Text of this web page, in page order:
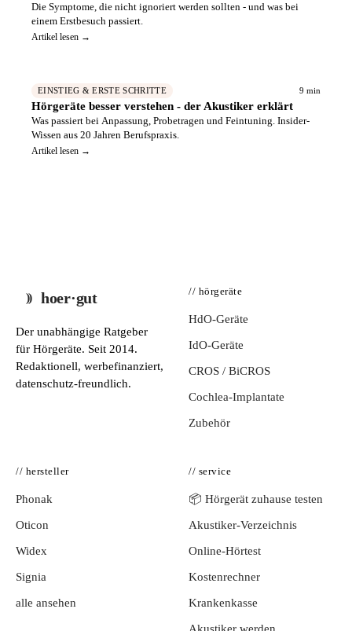
Die Symptome, die nicht ignoriert werden sollten - und was bei
einem Erstbesuch passiert.
Artikel lesen →
EINSTIEG & ERSTE SCHRITTE 9 min
Hörgeräte besser verstehen - der Akustiker erklärt
Was passiert bei Anpassung, Probetragen und Feintuning. Insider-
Wissen aus 20 Jahren Berufspraxis.
Artikel lesen →
hoer·gut
Der unabhängige Ratgeber
für Hörgeräte. Seit 2014.
Redaktionell, werbefinanziert,
datenschutz-freundlich.
// hörgeräte
HdO-Geräte
IdO-Geräte
CROS / BiCROS
Cochlea-Implantate
Zubehör
// hersteller
Phonak
Oticon
Widex
Signia
alle ansehen
// service
📦 Hörgerät zuhause testen
Akustiker-Verzeichnis
Online-Hörtest
Kostenrechner
Krankenkasse